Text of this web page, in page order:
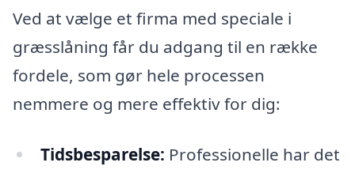
Ved at vælge et firma med speciale i
græsslåning får du adgang til en række
fordele, som gør hele processen
nemmere og mere effektiv for dig:
Tidsbesparelse: Professionelle har det